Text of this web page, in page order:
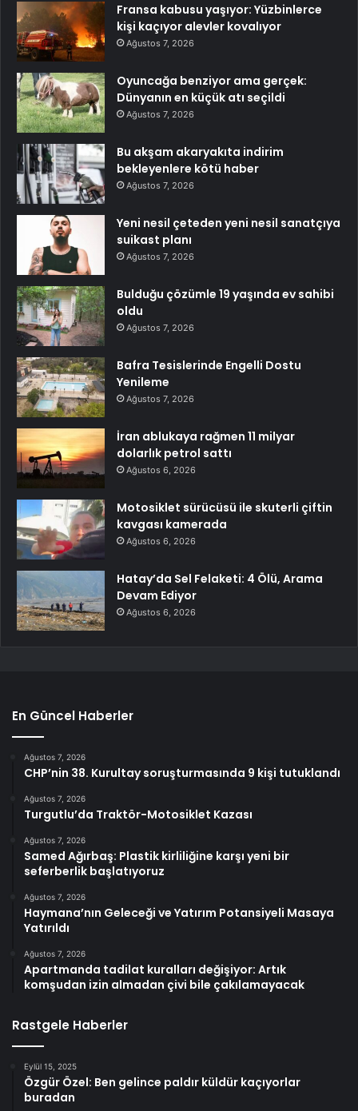
Fransa kabusu yaşıyor: Yüzbinlerce
kişi kaçıyor alevler kovalıyor
Ağustos 7, 2026
Oyuncağa benziyor ama gerçek:
Dünyanın en küçük atı seçildi
Ağustos 7, 2026
Bu akşam akaryakıta indirim
bekleyenlere kötü haber
Ağustos 7, 2026
Yeni nesil çeteden yeni nesil sanatçıya
suikast planı
Ağustos 7, 2026
Bulduğu çözümle 19 yaşında ev sahibi
oldu
Ağustos 7, 2026
Bafra Tesislerinde Engelli Dostu
Yenileme
Ağustos 7, 2026
İran ablukaya rağmen 11 milyar
dolarlık petrol sattı
Ağustos 6, 2026
Motosiklet sürücüsü ile skuterli çiftin
kavgası kamerada
Ağustos 6, 2026
Hatay’da Sel Felaketi: 4 Ölü, Arama
Devam Ediyor
Ağustos 6, 2026
En Güncel Haberler
Ağustos 7, 2026
CHP’nin 38. Kurultay soruşturmasında 9 kişi tutuklandı
Ağustos 7, 2026
Turgutlu’da Traktör-Motosiklet Kazası
Ağustos 7, 2026
Samed Ağırbaş: Plastik kirliliğine karşı yeni bir
seferberlik başlatıyoruz
Ağustos 7, 2026
Haymana’nın Geleceği ve Yatırım Potansiyeli Masaya
Yatırıldı
Ağustos 7, 2026
Apartmanda tadilat kuralları değişiyor: Artık
komşudan izin almadan çivi bile çakılamayacak
Rastgele Haberler
Eylül 15, 2025
Özgür Özel: Ben gelince paldır küldür kaçıyorlar
buradan